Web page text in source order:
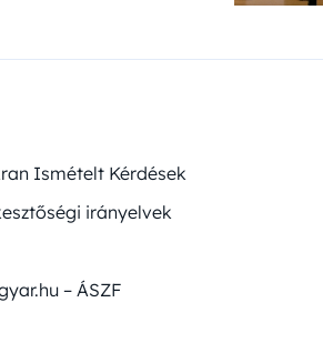
Ismételt Kérdések
irányelvek
– ÁSZF